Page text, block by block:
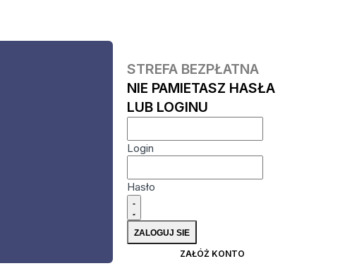
STREFA BEZPŁATNA
NIE PAMIETASZ HASŁA
LUB LOGINU
Login
Hasło
ZAŁÓŻ KONTO